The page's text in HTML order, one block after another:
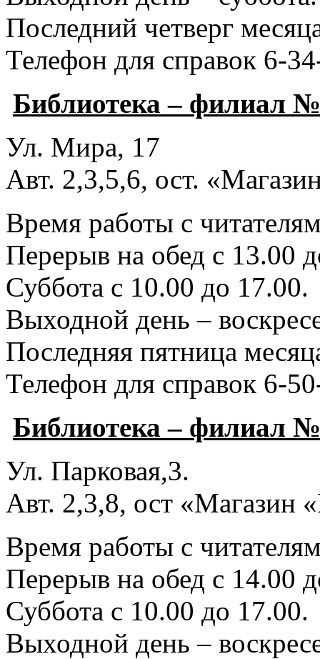
Последний четверг
Телефон для справок 6-
Библиотека – филиал
Ул. Мира, 17
Авт. 2,3,5,6, ост.
Время работы с
Перерыв на обед с 13.00
Суббота с 10.00 до 17.00.
Выходной день –
Последняя пятница
Телефон для справок 6-
Библиотека – филиал
Ул. Парковая,3.
Авт. 2,3,8, ост «Магазин
Время работы с
Перерыв на обед с 14.00
Суббота с 10.00 до 17.00.
Выходной день –